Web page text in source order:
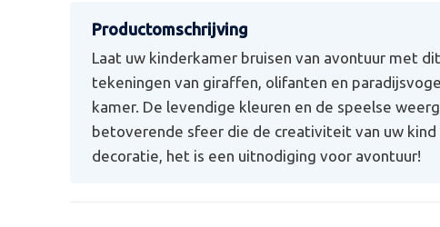
Laat uw kinderkamer bruisen van avontuur met
tekeningen van giraffen, olifanten en
kamer. De levendige kleuren en de speelse
betoverende sfeer die de creativiteit van uw
decoratie, het is een uitnodiging voor avontuur!